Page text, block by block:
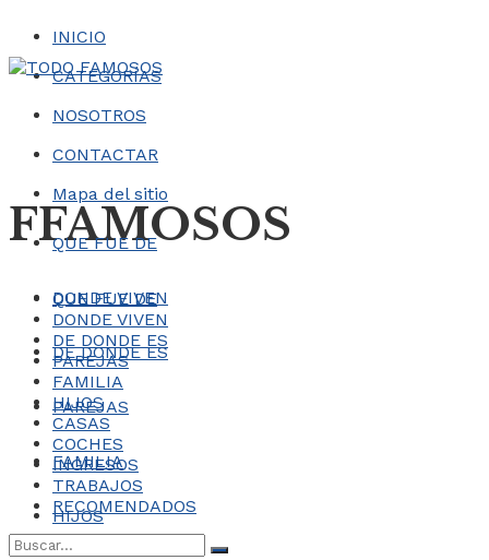
INICIO
CATEGORÍAS
NOSOTROS
CONTACTAR
Mapa del sitio
FFAMOSOS
QUE FUE DE
DONDE VIVEN
DE DONDE ES
PAREJAS
FAMILIA
HIJOS
QUE FUE DE
DONDE VIVEN
DE DONDE ES
PAREJAS
FAMILIA
HIJOS
CASAS
COCHES
INGRESOS
TRABAJOS
RECOMENDADOS